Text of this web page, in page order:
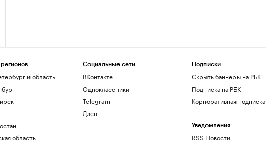
и область
область
Социальные сети
ВКонтакте
Одноклассники
Telegram
Дзен
Подписки
Скрыть баннеры на РБК
Подписка на РБК
Корпоративная подписка
Уведомления
RSS Новости